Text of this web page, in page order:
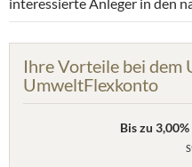
Ihre Vorteile bei dem
UmweltFlexkonto
Bis zu